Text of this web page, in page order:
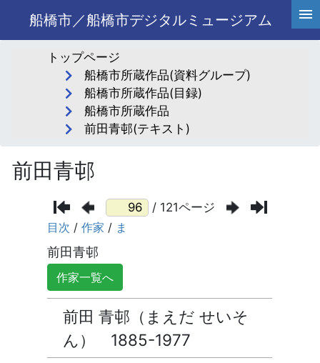
船橋市／船橋市デジタルミュージアム
トップページ
船橋市所蔵作品(資料グループ)
船橋市所蔵作品(目録)
船橋市所蔵作品
前田青邨(テキスト)
前田青邨
/ 121ページ